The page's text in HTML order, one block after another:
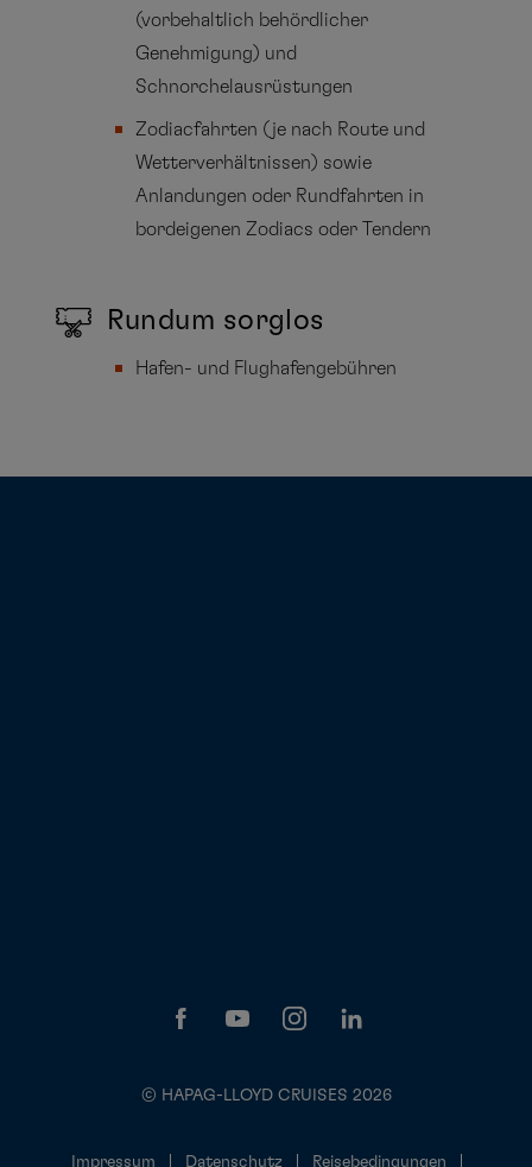
(vorbehaltlich behördlicher
Genehmigung) und
Schnorchelausrüstungen
Zodiacfahrten (je nach Route und
Wetterverhältnissen) sowie
Anlandungen oder Rundfahrten in
bordeigenen Zodiacs oder Tendern
Rundum sorglos
Hafen- und Flughafengebühren
© HAPAG-LLOYD CRUISES 2026
Impressum Datenschutz Reisebedingungen